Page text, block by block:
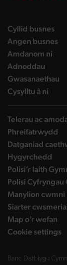
Cyllid busnes
Angen busnes
Amdanom ni
Adnoddau
Gwasanaethau
Cysylltu â ni
Telerau ac
Phreifatrwydd
Datganiad
Hygyrchedd
Polisi’r Iaith
Polisi Cyfryngau
Manylion cwmni
Siarter
Map o’r wefan
Cookie settings
Banc Datblygu